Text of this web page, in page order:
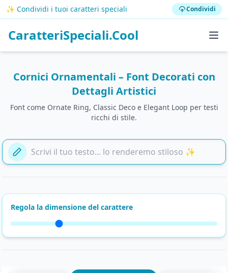
✨ Condividi i tuoi caratteri speciali Condividi
CaratteriSpeciali.Cool
Cornici Ornamentali – Font Decorati con
Dettagli Artistici
Font come Ornate Ring, Classic Deco e Elegant Loop per testi
ricchi di stile.
Aggiungi il tuo testo qui
Regola la dimensione del carattere